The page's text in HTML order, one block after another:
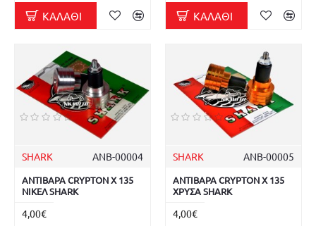
ΚΑΛΆΘΙ ΚΑΛΆΘΙ
SHARK ΑΝΒ-00004
ΑΝΤΙΒΑΡΑ CRYPTON X 135
ΝΙΚΕΛ SHARK
4,00€
SHARK ΑΝΒ-00005
ΑΝΤΙΒΑΡΑ CRYPTON X 135
ΧΡΥΣΑ SHARK
4,00€